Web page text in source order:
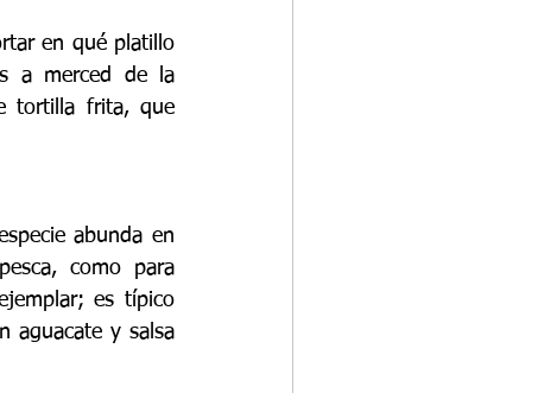
en qué platillo
a merced de la
tortilla frita, que
abunda en
como para
es típico
aguacate y salsa